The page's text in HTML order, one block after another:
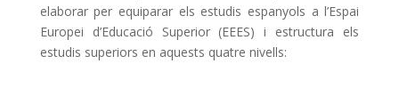
elaborar per equiparar els estudis espanyols a l’Espai
Europei d’Educació Superior (EEES) i estructura els
estudis superiors en aquests quatre nivells: